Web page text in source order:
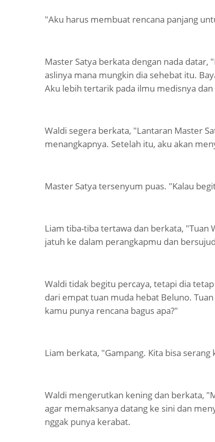
"Aku harus membuat rencana panjang
Master Satya berkata dengan nada
aslinya mana mungkin dia sehebat itu.
Aku lebih tertarik pada ilmu medisnya
Waldi segera berkata, "Lantaran Master
menangkapnya. Setelah itu, aku akan
Master Satya tersenyum puas. "Kalau
Liam tiba-tiba tertawa dan berkata, "Tuan
jatuh ke dalam perangkapmu dan
Waldi tidak begitu percaya, tetapi dia
dari empat tuan muda hebat Beluno.
kamu punya rencana bagus apa?"
Liam berkata, "Gampang. Kita bisa
Waldi mengerutkan kening dan berkata,
agar memaksanya datang ke sini dan
nggak punya kerabat.